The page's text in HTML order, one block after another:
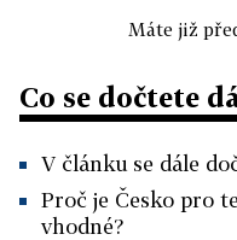
Máte již
Co se dočtete
V článku se dále
Proč je Česko pro
vhodné?